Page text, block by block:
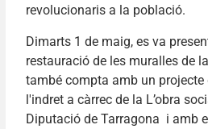
revolucionaris a la població.
Dimarts 1 de maig, es va
restauració de les muralles de
també compta amb un
l'indret a càrrec de la L’obra
Diputació de Tarragona i amb